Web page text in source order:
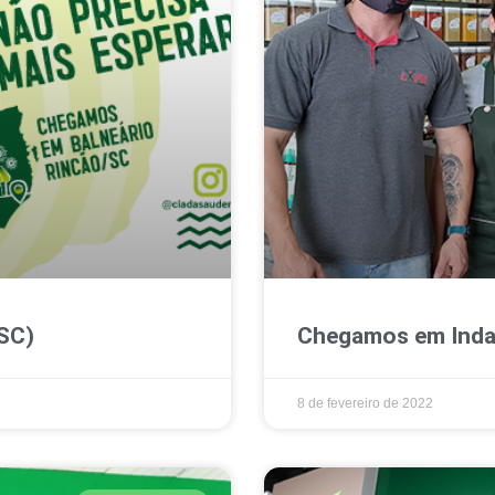
Chegamos em
8 de fevereiro de 2022